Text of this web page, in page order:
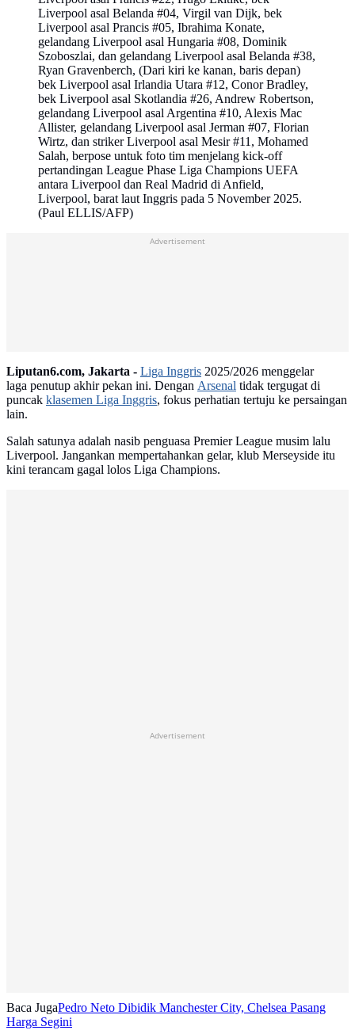
Liverpool asal Belanda #04, Virgil van Dijk, bek
Liverpool asal Prancis #05, Ibrahima Konate,
gelandang Liverpool asal Hungaria #08, Dominik
Szoboszlai, dan gelandang Liverpool asal Belanda #38,
Ryan Gravenberch, (Dari kiri ke kanan, baris depan)
bek Liverpool asal Irlandia Utara #12, Conor Bradley,
bek Liverpool asal Skotlandia #26, Andrew Robertson,
gelandang Liverpool asal Argentina #10, Alexis Mac
Allister, gelandang Liverpool asal Jerman #07, Florian
Wirtz, dan striker Liverpool asal Mesir #11, Mohamed
Salah, berpose untuk foto tim menjelang kick-off
pertandingan League Phase Liga Champions UEFA
antara Liverpool dan Real Madrid di Anfield,
Liverpool, barat laut Inggris pada 5 November 2025.
(Paul ELLIS/AFP)
Advertisement
Liputan6.com, Jakarta - Liga Inggris 2025/2026 menggelar
laga penutup akhir pekan ini. Dengan Arsenal tidak tergugat di
puncak klasemen Liga Inggris, fokus perhatian tertuju ke persaingan
lain.
Salah satunya adalah nasib penguasa Premier League musim lalu
Liverpool. Jangankan mempertahankan gelar, klub Merseyside itu
kini terancam gagal lolos Liga Champions.
Advertisement
Baca JugaPedro Neto Dibidik Manchester City, Chelsea Pasang
Harga Segini